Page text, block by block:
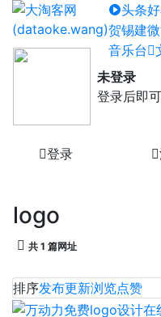
头条
贺锡建
音乐台
未登录
登录后即
登录
logo
共 1 篇网址
排序发布更新浏览点赞